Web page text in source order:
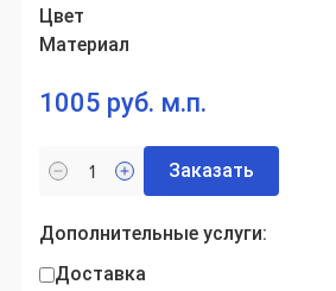
Цвет
Материал
1005 руб. м.п.
Заказать
Дополнительные услуги:
Доставка